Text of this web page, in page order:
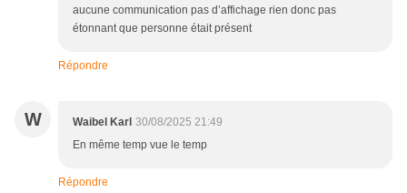
aucune communication pas d’affichage rien donc pas
étonnant que personne était présent
Répondre
W Waibel Karl 30/08/2025 21:49
En même temp vue le temp
Répondre